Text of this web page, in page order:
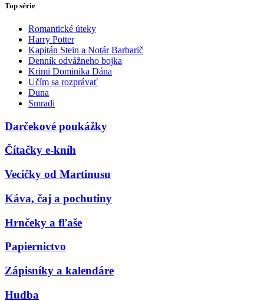
Top série
Romantické úteky
Harry Potter
Kapitán Stein a Notár Barbarič
Denník odvážneho bojka
Krimi Dominika Dána
Učím sa rozprávať
Duna
Smradi
Darčekové poukážky
Čítačky e-kníh
Vecičky od Martinusu
Káva, čaj a pochutiny
Hrnčeky a fľaše
Papiernictvo
Zápisníky a kalendáre
Hudba